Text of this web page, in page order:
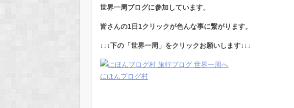
世界一周ブログに参加しています。
皆さんの1日1クリックが色んな事に繋がります。
↓↓↓下の「世界一周」をクリックお願いします↓↓↓
にほんブログ村